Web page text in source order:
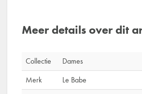
Meer details over dit
Collectie
Dames
Merk
Le Babe